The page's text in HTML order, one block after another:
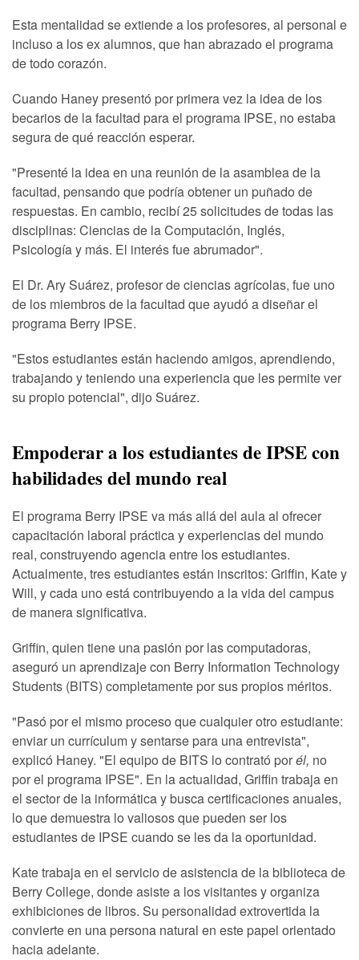
Esta mentalidad se extiende a los profesores, al personal e
incluso a los ex alumnos, que han abrazado el programa
de todo corazón.
Cuando Haney presentó por primera vez la idea de los
becarios de la facultad para el programa IPSE, no estaba
segura de qué reacción esperar.
"Presenté la idea en una reunión de la asamblea de la
facultad, pensando que podría obtener un puñado de
respuestas. En cambio, recibí 25 solicitudes de todas las
disciplinas: Ciencias de la Computación, Inglés,
Psicología y más. El interés fue abrumador".
El Dr. Ary Suárez, profesor de ciencias agrícolas, fue uno
de los miembros de la facultad que ayudó a diseñar el
programa Berry IPSE.
"Estos estudiantes están haciendo amigos, aprendiendo,
trabajando y teniendo una experiencia que les permite ver
su propio potencial", dijo Suárez.
Empoderar a los estudiantes de IPSE con
habilidades del mundo real
El programa Berry IPSE va más allá del aula al ofrecer
capacitación laboral práctica y experiencias del mundo
real, construyendo agencia entre los estudiantes.
Actualmente, tres estudiantes están inscritos: Griffin, Kate y
Will, y cada uno está contribuyendo a la vida del campus
de manera significativa.
Griffin, quien tiene una pasión por las computadoras,
aseguró un aprendizaje con Berry Information Technology
Students (BITS) completamente por sus propios méritos.
"Pasó por el mismo proceso que cualquier otro estudiante:
enviar un currículum y sentarse para una entrevista",
explicó Haney. "El equipo de BITS lo contrató porél, no
por el programa IPSE". En la actualidad, Griffin trabaja en
el sector de la informática y busca certificaciones anuales,
lo que demuestra lo valiosos que pueden ser los
estudiantes de IPSE cuando se les da la oportunidad.
Kate trabaja en el servicio de asistencia de la biblioteca de
Berry College, donde asiste a los visitantes y organiza
exhibiciones de libros. Su personalidad extrovertida la
convierte en una persona natural en este papel orientado
hacia adelante.